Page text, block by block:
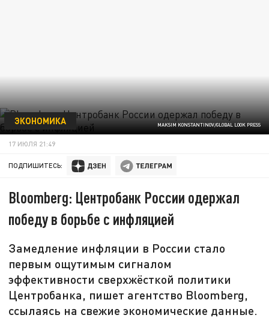
MAKSIM KONSTANTINOV/GLOBAL LOOK PRESS
ЭКОНОМИКА
17 ИЮЛЯ 21:49
ПОДПИШИТЕСЬ:
Bloomberg: Центробанк России одержал
победу в борьбе с инфляцией
Замедление инфляции в России стало
первым ощутимым сигналом
эффективности сверхжёсткой политики
Центробанка, пишет агентство Bloomberg,
ссылаясь на свежие экономические данные.